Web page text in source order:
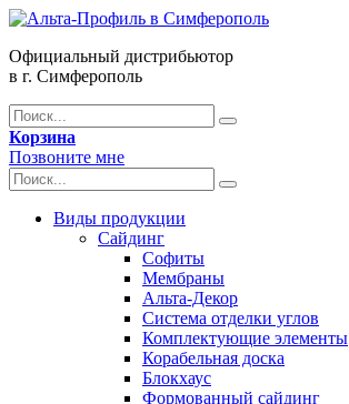
Официальный дистрибьютор
в г. Симферополь
Корзина
Позвоните мне
Виды продукции
Сайдинг
Софиты
Мембраны
Альта-Декор
Система отделки углов
Комплектующие элементы
Корабельная доска
Блокхаус
Формованный сайдинг